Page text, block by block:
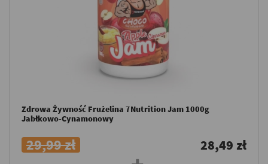
Zdrowa Żywność Frużelina 7Nutrition Jam 1000g
Jabłkowo-Cynamonowy
29,99 zł 28,49 zł